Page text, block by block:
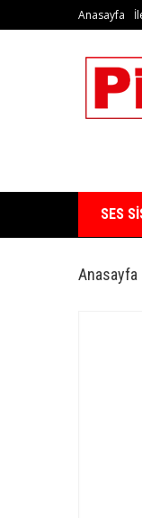
Anasayfa
SES
Anasayfa